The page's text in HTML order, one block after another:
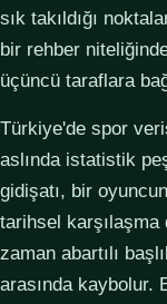
sık takıldığı
bir rehber
üçüncü taraflara
Türkiye'de spor
aslında istatistik
gidişatı, bir
tarihsel
zaman abartılı
arasında kaybolur.